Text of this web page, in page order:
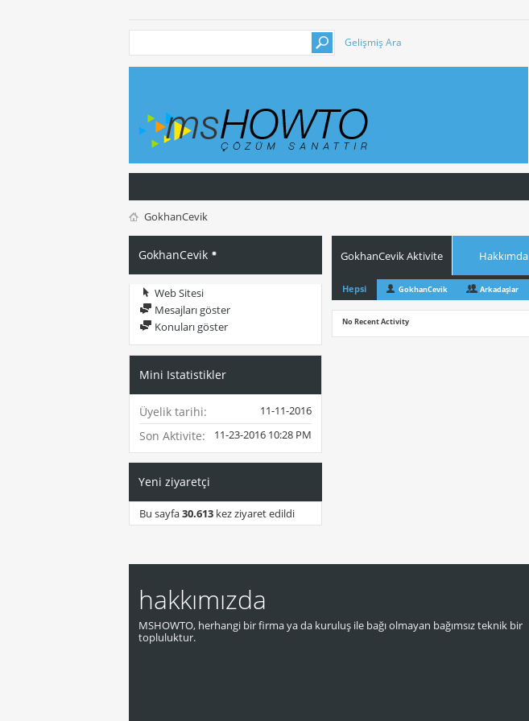
Gelişmiş Ara
GokhanCevik
GokhanCevik
Web Sitesi
Mesajları göster
Konuları göster
Mini Istatistikler
Üyelik tarihi 11-11-2016
Son Aktivite 11-23-2016 10:28 PM
Yeni ziyaretçi
Bu sayfa30.613 kez ziyaret edildi
GokhanCevik Aktivite Hakkımda
Hepsi GokhanCevik Arkadaşlar
No Recent Activity
hakkımızda
MSHOWTO, herhangi bir firma ya da kuruluş ile bağı olmayan bağımsız teknik bir
topluluktur.